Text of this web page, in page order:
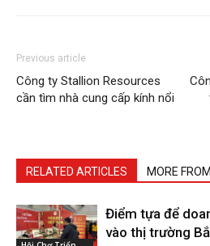
Previous article
Công ty Stallion Resources
cần tìm nhà cung cấp kính nổi
RELATED ARTICLES MORE
Điểm tựa để
vào thị trường